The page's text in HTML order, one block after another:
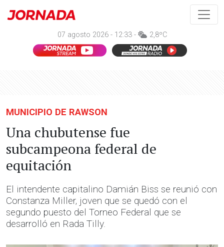
07 agosto 2026 - 12:33 - 2,8ºC
MUNICIPIO DE RAWSON
Una chubutense fue
subcampeona federal de
equitación
El intendente capitalino Damián Biss se reunió con
Constanza Miller, joven que se quedó con el
segundo puesto del Torneo Federal que se
desarrolló en Rada Tilly.